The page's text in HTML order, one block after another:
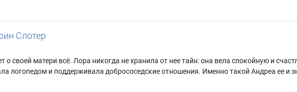
Слотер
о своей матери всё. Лора никогда не хранила от нее тайн: она вела спокойную и
логопедом и поддерживала добрососедские отношения. Именно такой Андреа ее и